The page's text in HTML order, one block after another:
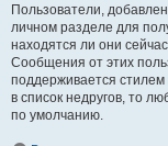
Пользователи,
личном разделе для
находятся ли они
Сообщения от этих
поддерживается
в список недругов, то
по умолчанию.